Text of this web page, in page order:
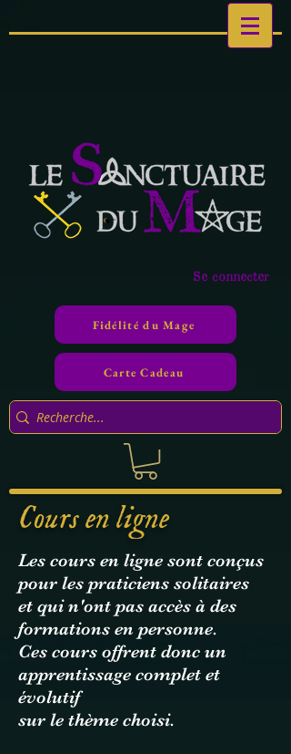
Se connecter
Fidélité du Mage
Carte Cadeau
Cours en ligne
Les cours en ligne sont conçus
pour les praticiens solitaires
et qui n'ont pas accès à des
formations en personne.
Ces cours offrent donc un
apprentissage complet et
évolutif
sur le thème choisi.